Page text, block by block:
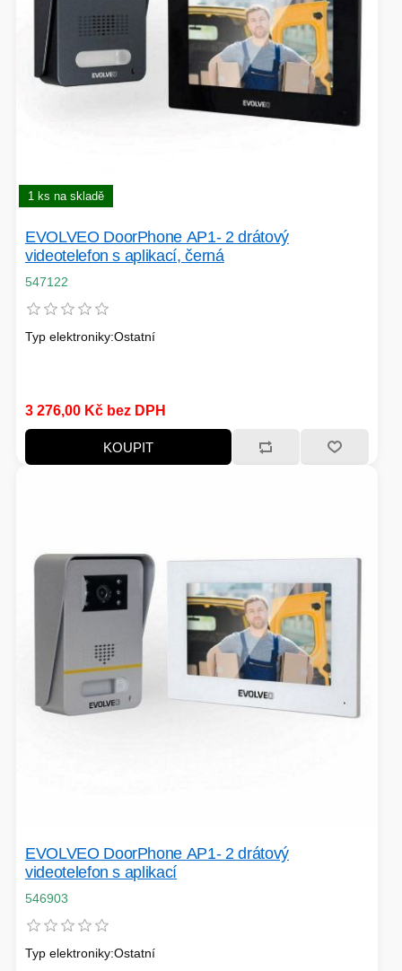
1 ks na skladě
EVOLVEO DoorPhone AP1- 2 drátový
videotelefon s aplikací, černá
547122
Typ elektroniky:Ostatní
3 276,00 Kč bez DPH
KOUPIT
EVOLVEO DoorPhone AP1- 2 drátový
videotelefon s aplikací
546903
Typ elektroniky:Ostatní